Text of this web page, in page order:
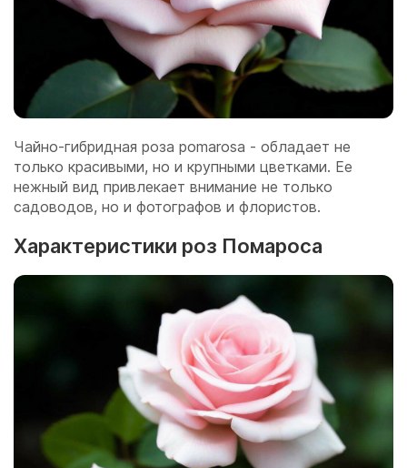
Чайно-гибридная роза pomarosa - обладает не
только красивыми, но и крупными цветками. Ее
нежный вид привлекает внимание не только
садоводов, но и фотографов и флористов.
Характеристики роз Помароса